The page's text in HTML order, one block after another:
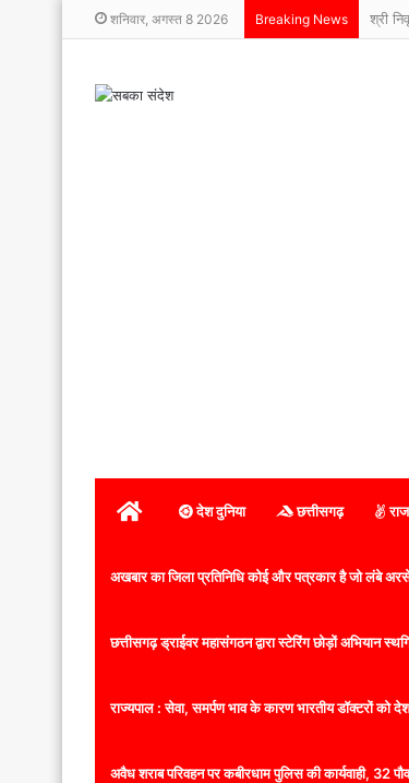
शनिवार, अगस्त 8 2026 Breaking News श्री
होम देश दुनिया छत्तीसगढ़
अखबार का जिला प्रतिनिधि कोई और पत्रकार है जो लंबे
छत्तीसगढ़ ड्राईवर महासंगठन द्वारा स्टेरिंग छोड़ों अभियान
राज्यपाल : सेवा, समर्पण भाव के कारण भारतीय डॉक्टरों को
अवैध शराब परिवहन पर कबीरधाम पुलिस की कार्यवाही, 32